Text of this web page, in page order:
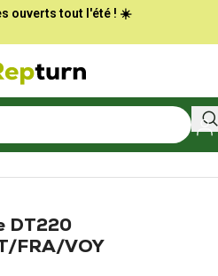
ouverts tout l'été ! ☀️
DT220
FRA/VOY